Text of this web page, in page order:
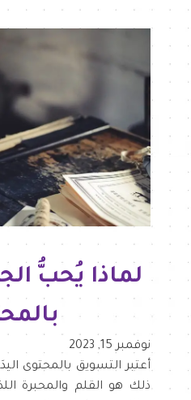
لماذا يُحبُّ
نوفمبر 15, 2023
أعتبر التسويق بالمحتوى
ذلك هو القلم والمحبرة